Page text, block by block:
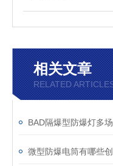
相关文章
RELATED